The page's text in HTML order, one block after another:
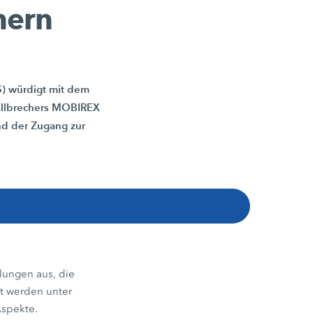
würdigt mit dem
MOBIREX
der Zugang zur
aus, die
werden unter